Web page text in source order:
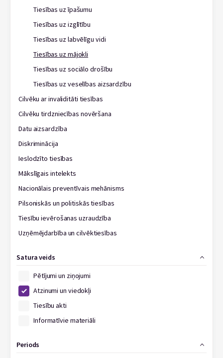
Tiesības uz īpašumu
Tiesības uz izglītību
Tiesības uz labvēlīgu vidi
Tiesības uz mājokli
Tiesības uz sociālo drošību
Tiesības uz veselības aizsardzību
Cilvēku ar invaliditāti tiesības
Cilvēku tirdzniecības novēršana
Datu aizsardzība
Diskriminācija
Ieslodzīto tiesības
Mākslīgais intelekts
Nacionālais preventīvais mehānisms
Pilsoniskās un politiskās tiesības
Tiesību ievērošanas uzraudzība
Uzņēmējdarbība un cilvēktiesības
Satura veids
Pētījumi un ziņojumi
Atzinumi un viedokļi
Tiesību akti
Informatīvie materiāli
Periods